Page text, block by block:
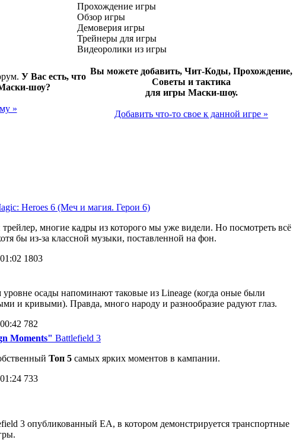
Прохождение игры
Обзор игры
Демоверия игры
Трейнеры для игры
Видеоролики из игры
У Вас есть, что
шоу?
»
Вы можете добавить, Чит-Коды, Прохождение,
Советы и тактика
для игры Маски-шоу.
Добавить что-то свое к данной игре »
Heroes 6 (Меч и магия. Герои 6)
многие кадры из которого мы уже видели. Но посмотреть всё
бы из-за классной музыки, поставленной на фон.
1803
осады напоминают таковые из Lineage (когда оные были
и кривыми). Правда, много народу и разнообразие радуют глаз.
782
Moments" Battlefield 3
Топ 5 самых ярких моментов в кампании.
733
3 опубликованный EA, в котором демонстрируется транспортные